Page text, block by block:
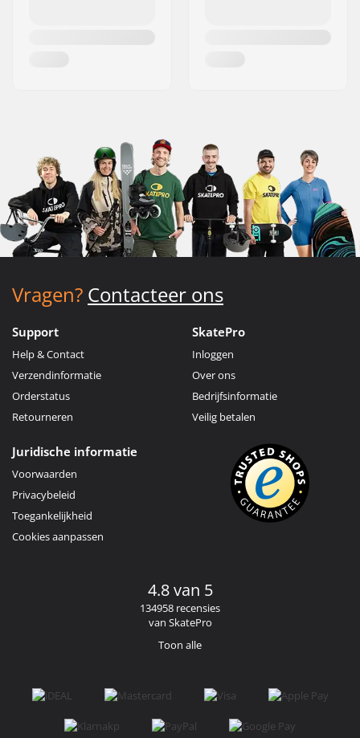
Vragen? Contacteer ons
Support
Help & Contact
Verzendinformatie
Orderstatus
Retourneren
SkatePro
Inloggen
Over ons
Bedrijfsinformatie
Veilig betalen
Juridische informatie
Voorwaarden
Privacybeleid
Toegankelijkheid
Cookies aanpassen
4.8 van 5
134958 recensies
van SkatePro
Toon alle